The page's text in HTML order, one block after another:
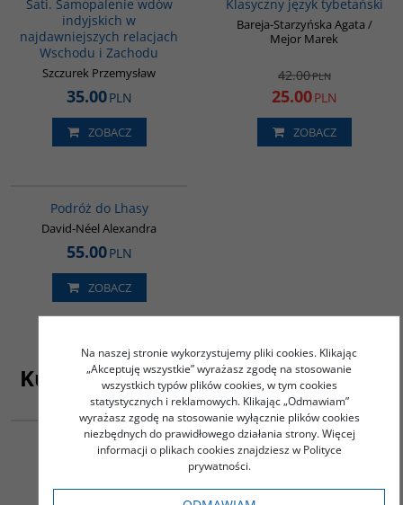
Sati. Samopalenie wdów
indyjskich w
najdawniejszych relacjach
Wschodu i Zachodu
Szczurek Przemysław
35.00PLN
ZOBACZ
Klasyczny język tybetański
Bareja-Starzyńska Agata /
Mejor Marek
42.00PLN
25.00PLN
ZOBACZ
Podróż do Lhasy
David-Néel Alexandra
55.00PLN
ZOBACZ
Kupujący ten produkt kupili także
G198
Niewidoczny Tybet
45.00PLN
Tybet. Zarys historii
Kollmar-Paulenz Karenina
45.00PLN
Na naszej stronie wykorzystujemy pliki cookies. Klikając
„Akceptuję wszystkie” wyrażasz zgodę na stosowanie
wszystkich typów plików cookies, w tym cookies
statystycznych i reklamowych. Klikając „Odmawiam”
wyrażasz zgodę na stosowanie wyłącznie plików cookies
niezbędnych do prawidłowego działania strony. Więcej
informacji o plikach cookies znajdziesz w Polityce
prywatności.